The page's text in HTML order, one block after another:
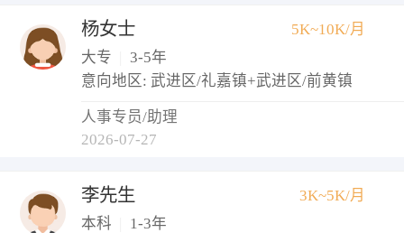
杨女士
5K~10K/月
大专
3-5年
意向地区: 武进区/礼嘉镇+武进区/前黄镇
人事专员/助理
2026-07-27
李先生
3K~5K/月
本科
1-3年